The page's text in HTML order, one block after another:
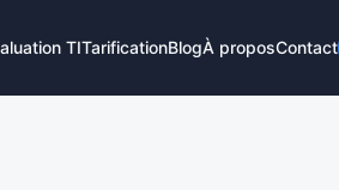
TITarificationBlogÀ proposContact